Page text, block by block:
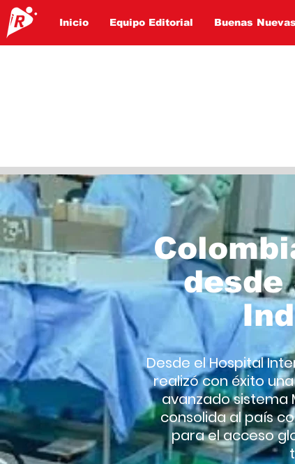
Inicio Equipo Editorial Buenas Nuevas
desde
Desde el Hospital
realizó con éxito
avanzado sistema
consolida al país
para el acceso